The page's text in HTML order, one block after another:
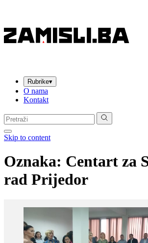
Rubrike▾
O nama
Kontakt
Pretraga:
Skip to content
Oznaka: Centart za
rad Prijedor